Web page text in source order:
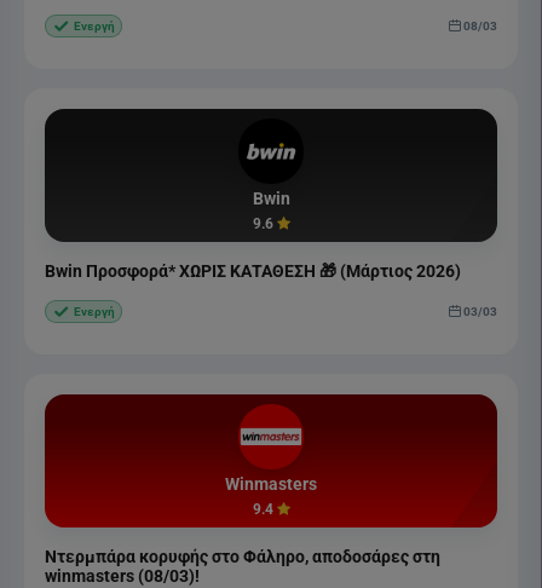
Ενεργή 08/03
Bwin
9.6
Bwin Προσφορά* ΧΩΡΙΣ ΚΑΤΑΘΕΣΗ 🎁 (Μάρτιος 2026)
Ενεργή 03/03
Winmasters
9.4
Ντερμπάρα κορυφής στο Φάληρο, αποδοσάρες στη
winmasters (08/03)!